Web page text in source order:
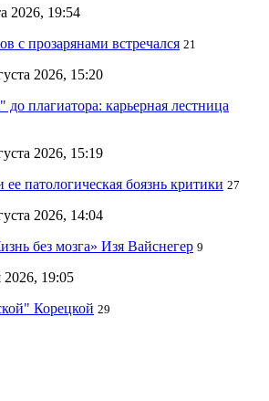
2026, 19:54
с прозарянами встречался 21
2026, 15:20
до плагиатора: карьерная лестница
2026, 15:19
патологическая боязнь критики 27
2026, 14:04
без мозга» Изя Вайснегер 9
2026, 19:05
Корецкой 29